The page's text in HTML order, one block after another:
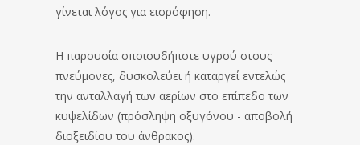
γίνεται λόγος για εισρόφηση.
Η παρουσία οποιουδήποτε υγρού στους
πνεύμονες, δυσκολεύει ή καταργεί εντελώς
την ανταλλαγή των αερίων στο επίπεδο των
κυψελίδων (πρόσληψη οξυγόνου - αποβολή
διοξειδίου του άνθρακος).